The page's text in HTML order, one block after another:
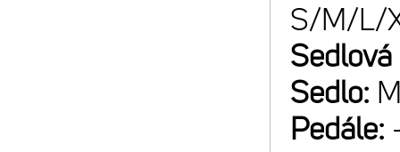
S/M/L/
Sedlo:
Pedále: